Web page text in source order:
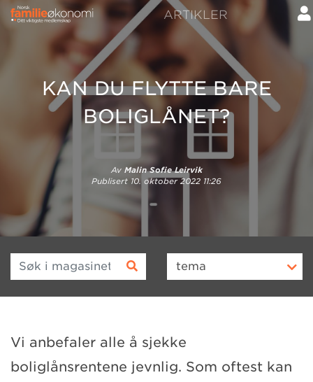
ARTIKLER
KAN DU FLYTTE BARE
BOLIGLÅNET?
Av Malin Sofie Leirvik
Publisert 10. oktober 2022 11:26
Søk i magasinet tema
Vi anbefaler alle å sjekke
boliglånsrentene jevnlig. Som oftest kan